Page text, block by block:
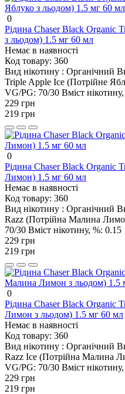
0
Рідина Chaser Black Organic
з льодом) 1.5 мг 60 мл
Немає в наявності
Код товару: 360
Вид нікотину : Органічний
Triple Apple Ice (Потрійне
VG/PG: 70/30 Вміст
229 грн
219 грн
0
Рідина Chaser Black Organic
Лимон) 1.5 мг 60 мл
Немає в наявності
Код товару: 360
Вид нікотину : Органічний
Razz (Потрійна Малина
70/30 Вміст нікотину, %: 0.15
229 грн
219 грн
0
Рідина Chaser Black Organic
Лимон з льодом) 1.5 мг 60 мл
Немає в наявності
Код товару: 360
Вид нікотину : Органічний
Razz Ice (Потрійна Малина
VG/PG: 70/30 Вміст
229 грн
219 грн